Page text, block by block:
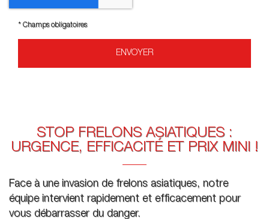
*Champs obligatoires
STOP FRELONS ASIATIQUES :
URGENCE, EFFICACITÉ ET PRIX MINI !
Face à une invasion de frelons asiatiques, notre
équipe intervient rapidement et efficacement pour
vous débarrasser du danger.